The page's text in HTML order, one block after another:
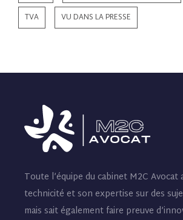
TVA
VU DANS LA PRESSE
Toute l’équipe du cabinet M2C Avocat
technicité et son expertise sur des
mais sait également faire preuve